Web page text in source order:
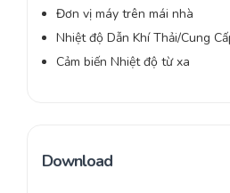
Đơn vị máy trên mái nhà
Nhiệt độ Dẫn Khí Thải/Cung
Cảm biến Nhiệt độ từ xa
Download